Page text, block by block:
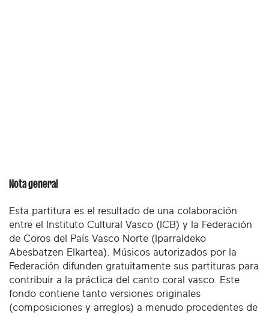
Nota general
Esta partitura es el resultado de una colaboración
entre el Instituto Cultural Vasco (ICB) y la Federación
de Coros del País Vasco Norte (Iparraldeko
Abesbatzen Elkartea). Músicos autorizados por la
Federación difunden gratuitamente sus partituras para
contribuir a la práctica del canto coral vasco. Este
fondo contiene tanto versiones originales
(composiciones y arreglos) a menudo procedentes de